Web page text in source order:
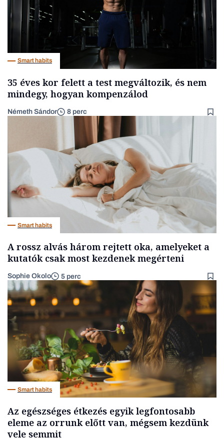
Smart habits
35 éves kor felett a test megváltozik, és nem
mindegy, hogyan kompenzálod
Németh Sándor 8 perc
Smart habits
A rossz alvás három rejtett oka, amelyeket a
kutatók csak most kezdenek megérteni
Sophie Okolo 5 perc
Smart habits
Az egészséges étkezés egyik legfontosabb
eleme az orrunk előtt van, mégsem kezdünk
vele semmit